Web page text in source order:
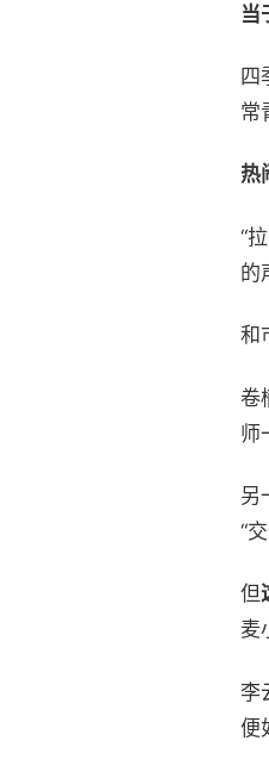
当
四
常
热
“
的
和
卷
师
另
“
但
麦
李
便